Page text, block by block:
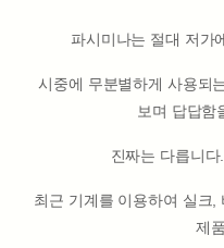
파시미나는 절대 저가
시중에 무분별하게 사용되
보며 답답함
진짜는 다릅니
최근 기계를 이용하여 실크,
제